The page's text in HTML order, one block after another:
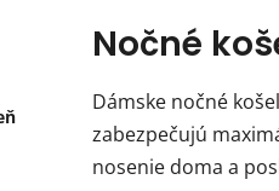
Nočné
Dámske nočné
zabezpečujú
nosenie doma a